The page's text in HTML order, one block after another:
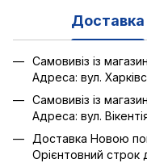
Доставка
Самовивіз із
Адреса: вул.
Самовивіз із
Адреса: вул.
Доставка Новою
Орієнтовний строк